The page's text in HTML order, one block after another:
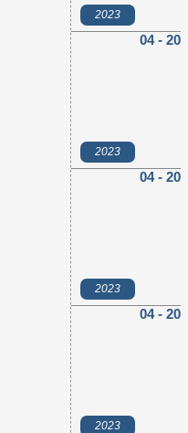
2023
04 - 20
2023
04 - 20
2023
04 - 20
2023